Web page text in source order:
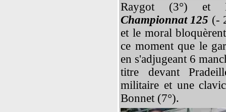
Raygot (3°) et
Championnat 125 (-
et le moral
ce moment que le
en s'adjugeant 6
titre devant
militaire et une
Bonnet (7°).